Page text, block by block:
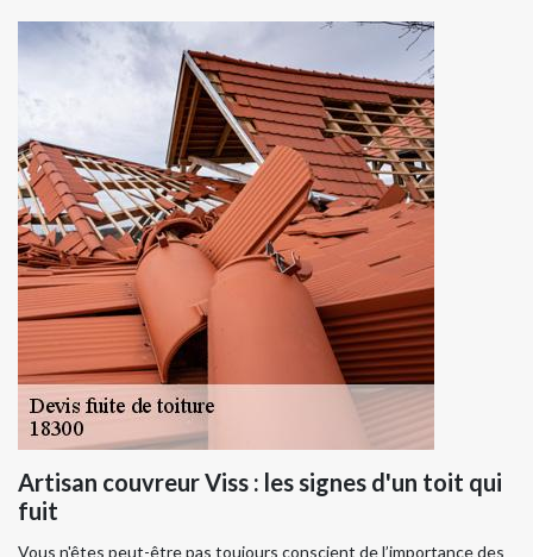
Artisan couvreur Viss : les signes d'un toit qui
fuit
Vous n'êtes peut-être pas toujours conscient de l’importance des